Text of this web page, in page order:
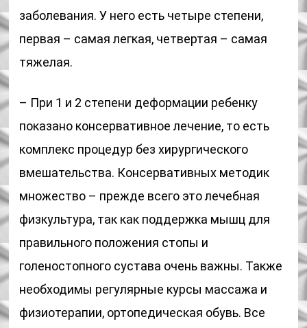
заболевания. У него есть четыре степени,
первая – самая легкая, четвертая – самая
тяжелая.
– При 1 и 2 степени деформации ребенку
показано консервативное лечение, то есть
комплекс процедур без хирургического
вмешательства. Консервативных методик
множество – прежде всего это лечебная
физкультура, так как поддержка мышц для
правильного положения стопы и
голеностопного сустава очень важны. Также
необходимы регулярные курсы массажа и
физиотерапии, ортопедическая обувь. Все